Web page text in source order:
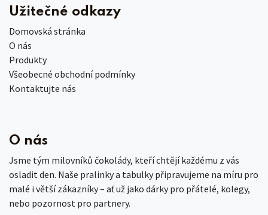
Užitečné odkazy
Domovská stránka
O nás
Produkty
Všeobecné obchodní podmínky
Kontaktujte nás
O nás
Jsme tým milovníků čokolády, kteří chtějí každému z vás
osladit den. Naše pralinky a tabulky připravujeme na míru pro
malé i větší zákazníky – ať už jako dárky pro přátelé, kolegy,
nebo pozornost pro partnery.